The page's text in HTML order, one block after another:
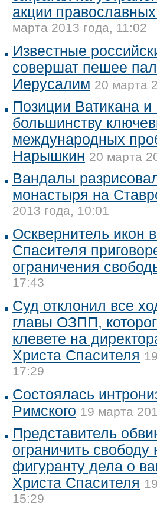
акции православных
марта 2013 года, 11:02
Известные
совершат пешее
Иерусалим 20 марта
Позиции Ватикана и
большинству
международных
Нарышкин 20 марта
Вандалы
монастыря на
2013 года, 10:01
Осквернитель икон
Спасителя
ограничения
17:43
Суд отклонил все
главы ОЗПП,
клевете на
Христа Спасителя
17:29
Состоялась
Римского 19 марта
Представитель
ограничить свободу
фигуранту дела о
Христа Спасителя
15:29